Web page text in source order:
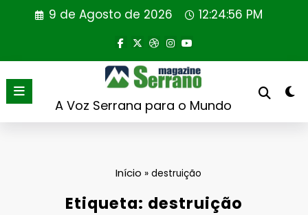
9 de Agosto de 2026 12:24:56 PM
A Voz Serrana para o Mundo
Início »destruição
Etiqueta: destruição